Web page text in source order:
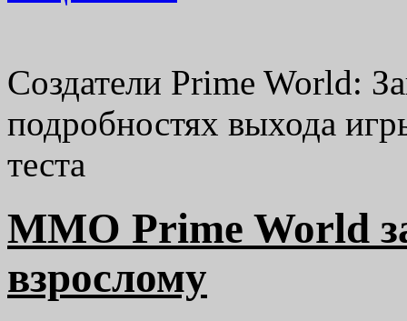
Создатели Prime World:
подробностях выхода
теста
MMO Prime World
взрослому